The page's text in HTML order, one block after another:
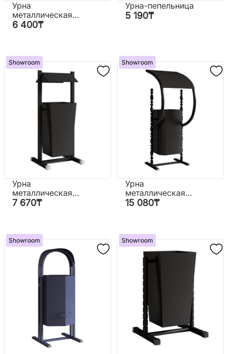
Урна
металлическая
(классическая)
6 400₸
Урна-пепельница
5 190₸
Showroom
Урна
металлическая
(крытая)
7 670₸
Showroom
Урна
металлическая
высокая Валент
15 080₸
Showroom Showroom